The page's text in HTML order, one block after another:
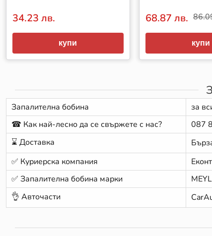
34.23 лв.
купи
68.87 лв.
купи
Запалителна бобина
за
☎ Как най-лесно да се свържете с нас?
087
⌛ Доставка
✅ Куриерска компания
✅ Запалителна бобина марки
👌 Авточасти